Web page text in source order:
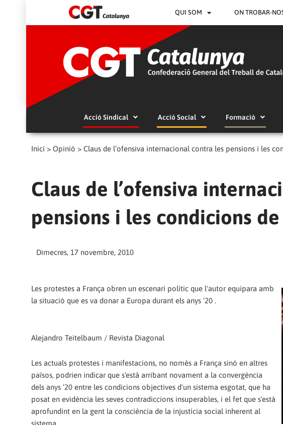
QUI SOM ON TROBAR-
Acció Sindical Acció Social Formació
Inici > Opinió > Claus de l’ofensiva internacional contra les pensions i les
Claus de l’ofensiva
pensions i les condicions
Dimecres, 17 novembre, 2010
Les protestes a França obren un escenari polític que l'autor equipara amb
la situació que es va donar a Europa durant els anys ‘20 .
Alejandro Teitelbaum / Revista Diagonal
Les actuals protestes i manifestacions, no només a França sinó en altres
països, podrien indicar que s'està arribant novament a la convergència
dels anys ‘20 entre les condicions objectives d'un sistema esgotat, que ha
posat en evidència les seves contradiccions insuperables, i el fet que s'està
aprofundint en la gent la consciència de la injustícia social inherent al